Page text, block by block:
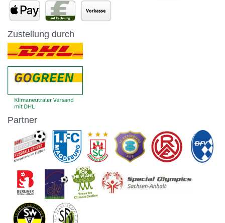
Zustellung durch
Partner